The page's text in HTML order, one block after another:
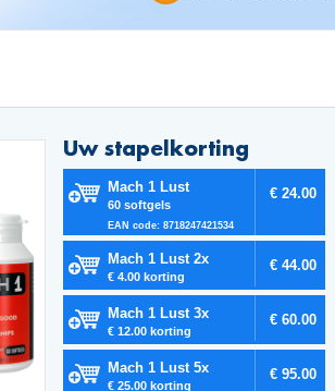
Uw stapelkorting
Mach 1 Lust
60 softgels
EAN code: 8718247421534
€ 24.00
Mach 1 Lust 2x
€ 4.00 korting
€ 44.00
Mach 1 Lust 3x
€ 12.00 korting
€ 60.00
Mach 1 Lust 5x
€ 25.00 korting
€ 95.00